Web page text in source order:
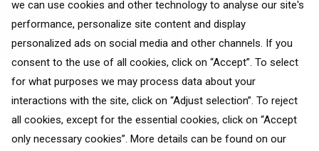
we can use cookies and other technology to analyse our site's
performance, personalize site content and display
personalized ads on social media and other channels. If you
consent to the use of all cookies, click on “Accept”. To select
for what purposes we may process data about your
interactions with the site, click on “Adjust selection”. To reject
all cookies, except for the essential cookies, click on “Accept
only necessary cookies”. More details can be found on our
Посетите самые
популярные места